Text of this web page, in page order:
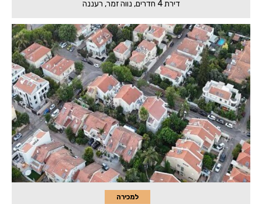
דירת 4 חדרים, נווה זמר, רעננה
למכירה